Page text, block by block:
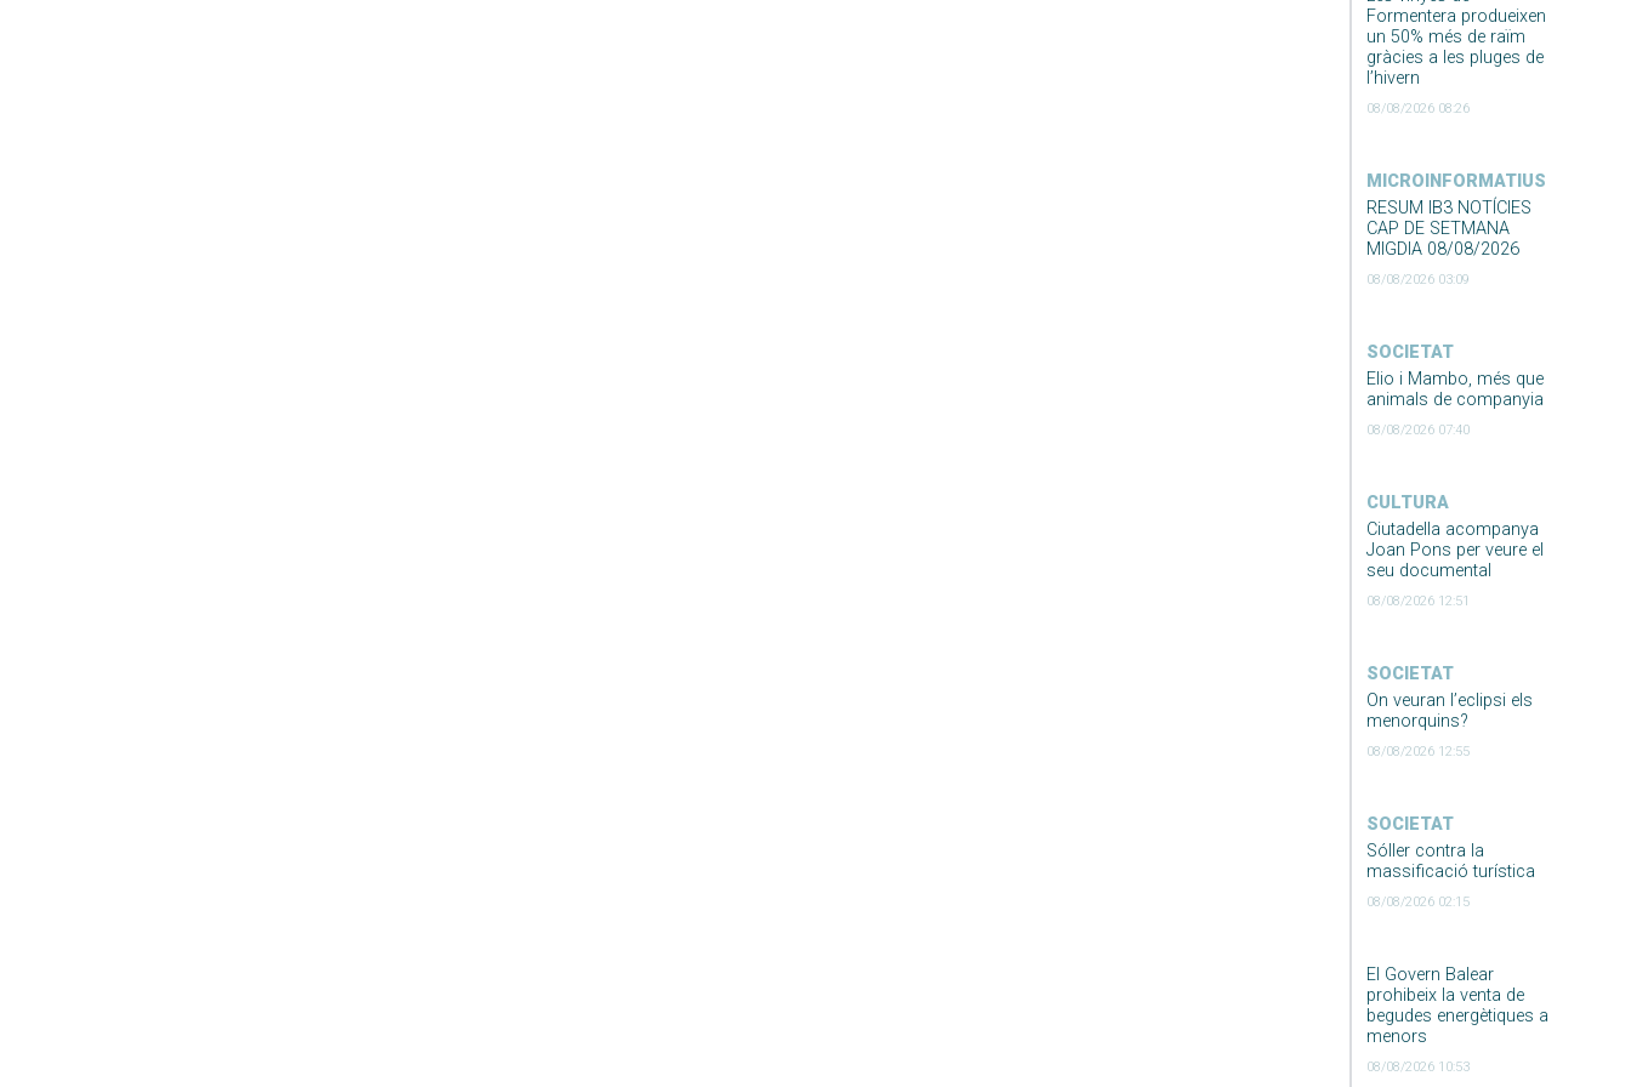
Formentera produeixen
un 50% més de raïm
gràcies a les pluges de
l’hivern
08/08/2026 08:26
MICROINFORMATIUS
RESUM IB3 NOTÍCIES
CAP DE SETMANA
MIGDIA 08/08/2026
08/08/2026 03:09
SOCIETAT
Elio i Mambo, més que
animals de companyia
08/08/2026 07:40
CULTURA
Ciutadella acompanya
Joan Pons per veure el
seu documental
08/08/2026 12:51
SOCIETAT
On veuran l’eclipsi els
menorquins?
08/08/2026 12:55
SOCIETAT
Sóller contra la
massificació turística
08/08/2026 02:15
El Govern Balear
prohibeix la venta de
begudes energètiques a
menors
08/08/2026 10:53